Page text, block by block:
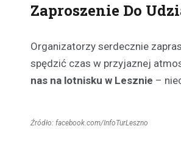
Zaproszenie Do
Organizatorzy serdecznie
spędzić czas w przyjaznej
nas na lotnisku w Lesznie –
Źródło: facebook.com/InfoTurLeszno